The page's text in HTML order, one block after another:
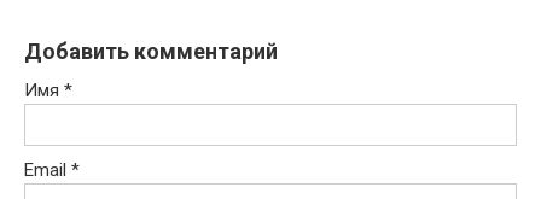
Добавить комментарий
Имя *
Email *